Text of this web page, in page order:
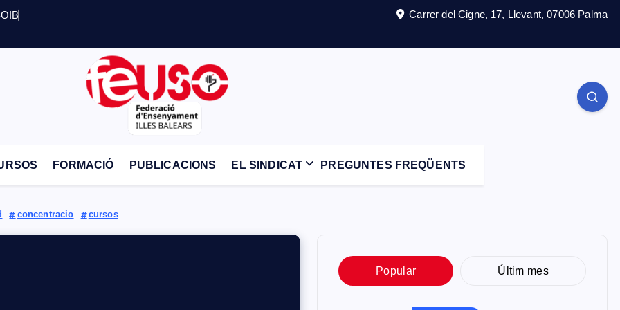
Carrer del Cigne, 17, Llevant, 07006 Palma
Página de FEUSO IB
FORMACIÓ PUBLICACIONS EL SINDICAT PREGUNTES FREQÜENTS
concentracio cursos
Popular Últim mes